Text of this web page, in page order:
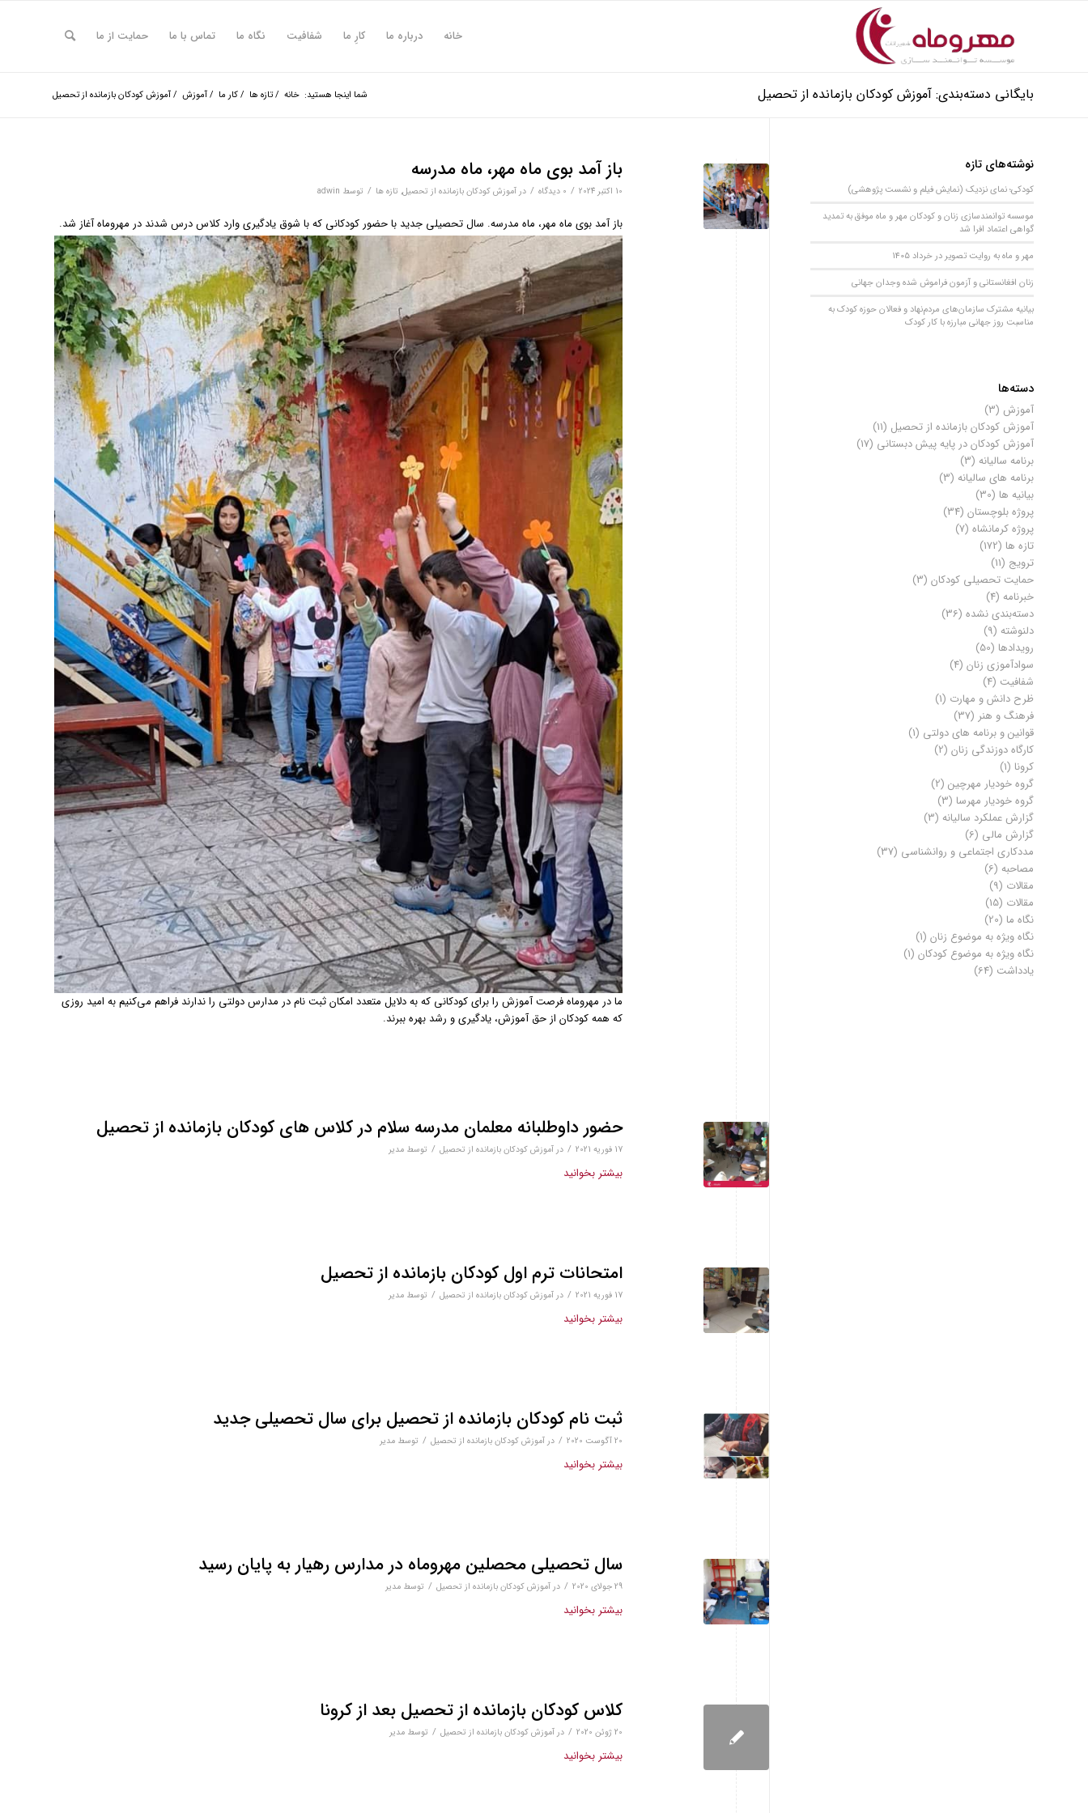
خانه درباره ما کارِ ما شفافیت نگاه ما تماس با ما حمایت از ما
بایگانی دسته‌بندی: آموزش کودکان بازمانده از تحصیل شما اینجا هستید: خانه /تازه ها /کار ما /آموزش /آموزش کودکان بازمانده از تحصیل
باز آمد بوی ماه مهر، ماه مدرسه
10 اکتبر 2024 / 0 دیدگاه‌ / در آموزش کودکان بازمانده از تحصیل, تازه ها / توسط adwin
باز آمد بوی ماه مهر، ماه مدرسه. سال تحصیلی جدید با حضور کودکانی که با شوق یادگیری وارد کلاس درس شدند در مهروماه آغاز شد.
ما در مهروماه فرصت آموزش را برای کودکانی که به دلایل متعدد امکان ثبت نام در مدارس دولتی را ندارند فراهم می‌کنیم به امید روزی
که همه کودکان از حق آموزش، یادگیری و رشد بهره ببرند.
حضور داوطلبانه معلمان مدرسه سلام در کلاس های کودکان بازمانده از تحصیل
17 فوریه 2021 / در آموزش کودکان بازمانده از تحصیل / توسط مدیر
بیشتر بخوانید
امتحانات ترم اول کودکان بازمانده از تحصیل
17 فوریه 2021 / در آموزش کودکان بازمانده از تحصیل / توسط مدیر
بیشتر بخوانید
ثبت نام کودکان بازمانده از تحصیل برای سال تحصیلی جدید
20 آگوست 2020 / در آموزش کودکان بازمانده از تحصیل / توسط مدیر
بیشتر بخوانید
سال تحصیلی محصلین مهروماه در مدارس رهیار به پایان رسید
29 جولای 2020 / در آموزش کودکان بازمانده از تحصیل / توسط مدیر
بیشتر بخوانید
کلاس کودکان بازمانده از تحصیل بعد از کرونا
20 ژوئن 2020 / در آموزش کودکان بازمانده از تحصیل / توسط مدیر
بیشتر بخوانید
نوشته‌های تازه
کودکی؛ نمای نزدیک (نمایش فیلم و نشست پژوهشی)
موسسه توانمندسازی زنان و کودکان مهر و ماه موفق به تمدید
گواهی اعتماد افرا شد
مهر و ماه به روایت تصویر در خرداد 1405
زنان افغانستانی و آزمون فراموش شده وجدان جهانی
بیانیه مشترک سازمان‌های مردم‌نهاد و فعالان حوزه کودک به
مناسبت روز جهانی مبارزه با کار کودک
دسته‌ها
آموزش (3)
آموزش کودکان بازمانده از تحصیل (11)
آموزش کودکان در پایه پیش دبستانی (17)
برنامه سالیانه (3)
برنامه های سالیانه (3)
بیانیه ها (30)
پروژه بلوچستان (34)
پروژه کرمانشاه (7)
تازه ها (172)
ترویج (11)
حمایت تحصیلی کودکان (3)
خبرنامه (4)
دسته‌بندی نشده (36)
دلنوشته (9)
رویدادها (50)
سوادآموزی زنان (4)
شفافیت (4)
ظرح دانش و مهارت (1)
فرهنگ و هنر (37)
قوانین و برنامه های دولتی (1)
کارگاه دوزندگی زنان (2)
کرونا (1)
گروه خودیار مهرچین (2)
گروه خودیار مهرسا (3)
گزارش عملکرد سالیانه (3)
گزارش مالی (6)
مددکاری اجتماعی و روانشناسی (37)
مصاحبه (6)
مقالات (9)
مقالات (15)
نگاه ما (20)
نگاه ویژه به موضوع زنان (1)
نگاه ویژه به موضوع کودکان (1)
یادداشت (64)